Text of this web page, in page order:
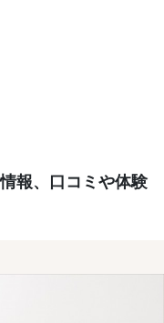
報、口コミや体験